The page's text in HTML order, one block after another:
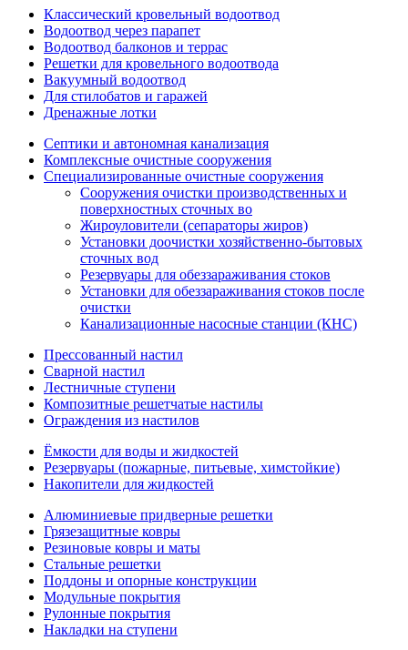
Классический кровельный водоотвод
Водоотвод через парапет
Водоотвод балконов и террас
Решетки для кровельного водоотвода
Вакуумный водоотвод
Для стилобатов и гаражей
Дренажные лотки
Септики и автономная канализация
Комплексные очистные сооружения
Специализированные очистные сооружения
Сооружения очистки производственных и
поверхностных сточных во
Жироуловители (сепараторы жиров)
Установки доочистки хозяйственно-бытовых
сточных вод
Резервуары для обеззараживания стоков
Установки для обеззараживания стоков после
очистки
Канализационные насосные станции (КНС)
Прессованный настил
Сварной настил
Лестничные ступени
Композитные решетчатые настилы
Ограждения из настилов
Ёмкости для воды и жидкостей
Резервуары (пожарные, питьевые, химстойкие)
Накопители для жидкостей
Алюминиевые придверные решетки
Грязезащитные ковры
Резиновые ковры и маты
Стальные решетки
Поддоны и опорные конструкции
Модульные покрытия
Рулонные покрытия
Накладки на ступени